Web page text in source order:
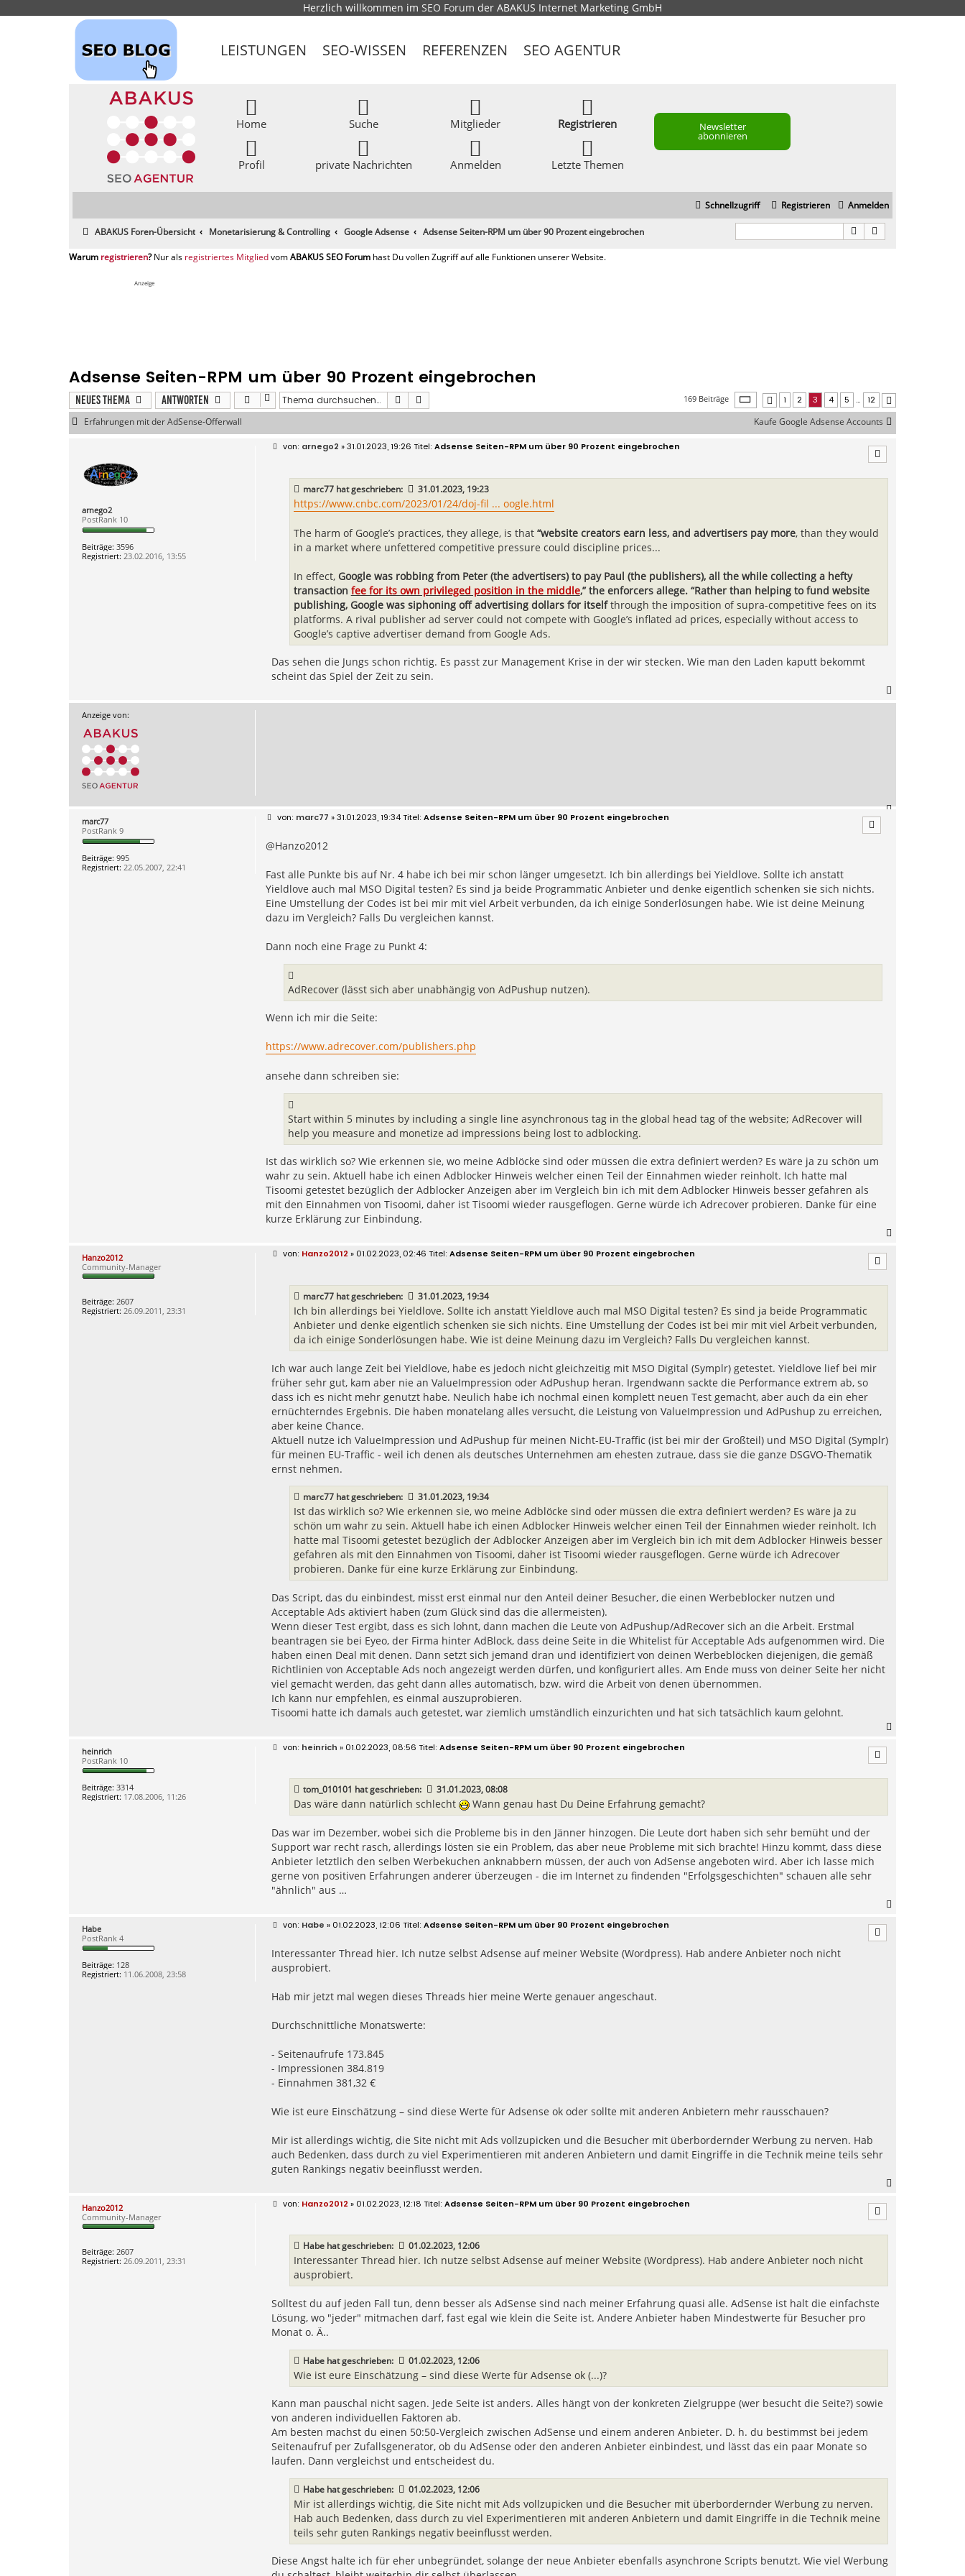
Herzlich willkommen im SEO Forum der ABAKUS Internet Marketing GmbH
LEISTUNGEN SEO-WISSEN REFERENZEN SEO AGENTUR
Home
Profil
Suche
private Nachrichten
Mitglieder
Anmelden
Registrieren
Letzte Themen
Newsletter
abonnieren
Schnellzugriff Anmelden
Registrieren
ABAKUS Foren-Übersicht Monetarisierung & Controlling Google Adsense Adsense Seiten-RPM um über 90 Prozent eingebrochen
registrieren registriertes Mitglied
Anzeige
Adsense Seiten-RPM um über 90 Prozent eingebrochen
Neues Thema Antworten Suche 169 Beiträge Seite von12
Vorherige
1 2 3 4 5 … 12
Erfahrungen mit der AdSense-Offerwall Kaufe Google Adsense Accounts
arnego2
PostRank 10
Beiträge: 3596
Registriert: 23.02.2016, 13:55
B
arnego2 » 31.01.2023, 19:26 Adsense Seiten-RPM um über 90 Prozent eingebrochen
marc77hat geschrieben: 31.01.2023, 19:23
https://www.cnbc.com/2023/01/24/doj-fil ... oogle.html
The harm of Google’s practices, they allege, is that “website creators earn less, and advertisers pay more, than they would
in a market where unfettered competitive pressure could discipline prices...
In effect, Google was robbing from Peter (the advertisers) to pay Paul (the publishers), all the while collecting a hefty
transaction fee for its own privileged position in the middle,” the enforcers allege. “Rather than helping to fund website
publishing, Google was siphoning off advertising dollars for itselfthrough the imposition of supra-competitive fees on its
platforms. A rival publisher ad server could not compete with Google’s inflated ad prices, especially without access to
Google’s captive advertiser demand from Google Ads.
Das sehen die Jungs schon richtig. Es passt zur Management Krise in der wir stecken. Wie man den Laden kaputt bekommt
scheint das Spiel der Zeit zu sein.
a
Anzeige von:
N
marc77
PostRank 9
Beiträge: 995
Registriert: 22.05.2007, 22:41
B
t
g
marc77 » 31.01.2023, 19:34 Adsense Seiten-RPM um über 90 Prozent eingebrochen
@Hanzo2012
Fast alle Punkte bis auf Nr. 4 habe ich bei mir schon länger umgesetzt. Ich bin allerdings bei Yieldlove. Sollte ich anstatt
Yieldlove auch mal MSO Digital testen? Es sind ja beide Programmatic Anbieter und denke eigentlich schenken sie sich nichts.
Eine Umstellung der Codes ist bei mir mit viel Arbeit verbunden, da ich einige Sonderlösungen habe. Wie ist deine Meinung
dazu im Vergleich? Falls Du vergleichen kannst.
Dann noch eine Frage zu Punkt 4:
AdRecover (lässt sich aber unabhängig von AdPushup nutzen).
Wenn ich mir die Seite:
https://www.adrecover.com/publishers.php
ansehe dann schreiben sie:
Start within 5 minutes by including a single line asynchronous tag in the global head tag of the website; AdRecover will
help you measure and monetize ad impressions being lost to adblocking.
Ist das wirklich so? Wie erkennen sie, wo meine Adblöcke sind oder müssen die extra definiert werden? Es wäre ja zu schön um
wahr zu sein. Aktuell habe ich einen Adblocker Hinweis welcher einen Teil der Einnahmen wieder reinholt. Ich hatte mal
Tisoomi getestet bezüglich der Adblocker Anzeigen aber im Vergleich bin ich mit dem Adblocker Hinweis besser gefahren als
mit den Einnahmen von Tisoomi, daher ist Tisoomi wieder rausgeflogen. Gerne würde ich Adrecover probieren. Danke für eine
kurze Erklärung zur Einbindung.
Hanzo2012
Community-Manager
Beiträge: 2607
Registriert: 26.09.2011, 23:31
B
Hanzo2012 » 01.02.2023, 02:46 Adsense Seiten-RPM um über 90 Prozent eingebrochen
marc77hat geschrieben: 31.01.2023, 19:34
Ich bin allerdings bei Yieldlove. Sollte ich anstatt Yieldlove auch mal MSO Digital testen? Es sind ja beide Programmatic
Anbieter und denke eigentlich schenken sie sich nichts. Eine Umstellung der Codes ist bei mir mit viel Arbeit verbunden,
da ich einige Sonderlösungen habe. Wie ist deine Meinung dazu im Vergleich? Falls Du vergleichen kannst.
Ich war auch lange Zeit bei Yieldlove, habe es jedoch nicht gleichzeitig mit MSO Digital (Symplr) getestet. Yieldlove lief bei mir
früher sehr gut, kam aber nie an ValueImpression oder AdPushup heran. Irgendwann sackte die Performance extrem ab, so
dass ich es nicht mehr genutzt habe. Neulich habe ich nochmal einen komplett neuen Test gemacht, aber auch da ein eher
ernüchterndes Ergebnis. Die haben monatelang alles versucht, die Leistung von ValueImpression und AdPushup zu erreichen,
aber keine Chance.
Aktuell nutze ich ValueImpression und AdPushup für meinen Nicht-EU-Traffic (ist bei mir der Großteil) und MSO Digital (Symplr)
für meinen EU-Traffic - weil ich denen als deutsches Unternehmen am ehesten zutraue, dass sie die ganze DSGVO-Thematik
ernst nehmen.
marc77hat geschrieben: 31.01.2023, 19:34
Ist das wirklich so? Wie erkennen sie, wo meine Adblöcke sind oder müssen die extra definiert werden? Es wäre ja zu
schön um wahr zu sein. Aktuell habe ich einen Adblocker Hinweis welcher einen Teil der Einnahmen wieder reinholt. Ich
hatte mal Tisoomi getestet bezüglich der Adblocker Anzeigen aber im Vergleich bin ich mit dem Adblocker Hinweis besser
gefahren als mit den Einnahmen von Tisoomi, daher ist Tisoomi wieder rausgeflogen. Gerne würde ich Adrecover
probieren. Danke für eine kurze Erklärung zur Einbindung.
Das Script, das du einbindest, misst erst einmal nur den Anteil deiner Besucher, die einen Werbeblocker nutzen und
Acceptable Ads aktiviert haben (zum Glück sind das die allermeisten).
Wenn dieser Test ergibt, dass es sich lohnt, dann machen die Leute von AdPushup/AdRecover sich an die Arbeit. Erstmal
beantragen sie bei Eyeo, der Firma hinter AdBlock, dass deine Seite in die Whitelist für Acceptable Ads aufgenommen wird. Die
haben einen Deal mit denen. Dann setzt sich jemand dran und identifiziert von deinen Werbeblöcken diejenigen, die gemäß
Richtlinien von Acceptable Ads noch angezeigt werden dürfen, und konfiguriert alles. Am Ende muss von deiner Seite her nicht
viel gemacht werden, das geht dann alles automatisch, bzw. wird die Arbeit von denen übernommen.
Ich kann nur empfehlen, es einmal auszuprobieren.
Tisoomi hatte ich damals auch getestet, war ziemlich umständlich einzurichten und hat sich tatsächlich kaum gelohnt.
heinrich
PostRank 10
Beiträge: 3314
Registriert: 17.08.2006, 11:26
B
heinrich » 01.02.2023, 08:56 Adsense Seiten-RPM um über 90 Prozent eingebrochen
tom_010101 hat geschrieben: 31.01.2023, 08:08
Das wäre dann natürlich schlecht Wann genau hast Du Deine Erfahrung gemacht?
Das war im Dezember, wobei sich die Probleme bis in den Jänner hinzogen. Die Leute dort haben sich sehr bemüht und der
Support war recht rasch, allerdings lösten sie ein Problem, das aber neue Probleme mit sich brachte! Hinzu kommt, dass diese
Anbieter letztlich den selben Werbekuchen anknabbern müssen, der auch von AdSense angeboten wird. Aber ich lasse mich
gerne von positiven Erfahrungen anderer überzeugen - die im Internet zu findenden "Erfolgsgeschichten" schauen alle sehr
"ähnlich" aus …
Habe
PostRank 4
Beiträge: 128
Registriert: 11.06.2008, 23:58
B
t
a
Habe » 01.02.2023, 12:06 Adsense Seiten-RPM um über 90 Prozent eingebrochen
Interessanter Thread hier. Ich nutze selbst Adsense auf meiner Website (Wordpress). Hab andere Anbieter noch nicht
ausprobiert.
Hab mir jetzt mal wegen dieses Threads hier meine Werte genauer angeschaut.
Durchschnittliche Monatswerte:
- Seitenaufrufe 173.845
- Impressionen 384.819
- Einnahmen 381,32 €
Wie ist eure Einschätzung – sind diese Werte für Adsense ok oder sollte mit anderen Anbietern mehr rausschauen?
Mir ist allerdings wichtig, die Site nicht mit Ads vollzupicken und die Besucher mit überbordernder Werbung zu nerven. Hab
auch Bedenken, dass durch zu viel Experimentieren mit anderen Anbietern und damit Eingriffe in die Technik meine teils sehr
guten Rankings negativ beeinflusst werden.
Hanzo2012
Community-Manager
Beiträge: 2607
Registriert: 26.09.2011, 23:31
B
Hanzo2012 » 01.02.2023, 12:18 Adsense Seiten-RPM um über 90 Prozent eingebrochen
Habehat geschrieben: 01.02.2023, 12:06
Interessanter Thread hier. Ich nutze selbst Adsense auf meiner Website (Wordpress). Hab andere Anbieter noch nicht
ausprobiert.
Solltest du auf jeden Fall tun, denn besser als AdSense sind nach meiner Erfahrung quasi alle. AdSense ist halt die einfachste
Lösung, wo "jeder" mitmachen darf, fast egal wie klein die Seite ist. Andere Anbieter haben Mindestwerte für Besucher pro
Monat o. Ä..
Habehat geschrieben: 01.02.2023, 12:06
Wie ist eure Einschätzung – sind diese Werte für Adsense ok (...)?
Kann man pauschal nicht sagen. Jede Seite ist anders. Alles hängt von der konkreten Zielgruppe (wer besucht die Seite?) sowie
von anderen individuellen Faktoren ab.
Am besten machst du einen 50:50-Vergleich zwischen AdSense und einem anderen Anbieter. D. h. du bestimmst bei jedem
Seitenaufruf per Zufallsgenerator, ob du AdSense oder den anderen Anbieter einbindest, und lässt das ein paar Monate so
laufen. Dann vergleichst und entscheidest du.
Habehat geschrieben: 01.02.2023, 12:06
Mir ist allerdings wichtig, die Site nicht mit Ads vollzupicken und die Besucher mit überbordernder Werbung zu nerven.
Hab auch Bedenken, dass durch zu viel Experimentieren mit anderen Anbietern und damit Eingriffe in die Technik meine
teils sehr guten Rankings negativ beeinflusst werden.
Diese Angst halte ich für eher unbegründet, solange der neue Anbieter ebenfalls asynchrone Scripts benutzt. Wie viel Werbung